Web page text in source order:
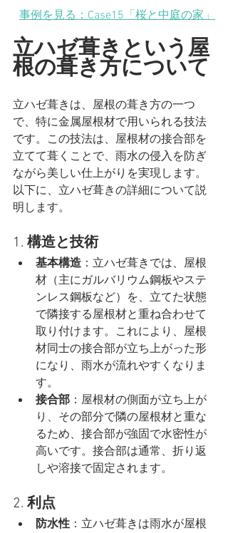
事例を見る：Case15「桜と中庭の家」
立ハゼ葺きという屋
根の葺き方について
立ハゼ葺きは、屋根の葺き方の一つ
で、特に金属屋根材で用いられる技法
です。この技法は、屋根材の接合部を
立てて葺くことで、雨水の侵入を防ぎ
ながら美しい仕上がりを実現します。
以下に、立ハゼ葺きの詳細について説
明します。
1. 構造と技術
基本構造 ：立ハゼ葺きでは、屋根
材（主にガルバリウム鋼板やステ
ンレス鋼板など）を、立てた状態
で隣接する屋根材と重ね合わせて
取り付けます。これにより、屋根
材同士の接合部が立ち上がった形
になり、雨水が流れやすくなりま
す。
接合部 ：屋根材の側面が立ち上が
り、その部分で隣の屋根材と重な
るため、接合部が強固で水密性が
高いです。接合部は通常、折り返
しや溶接で固定されます。
2. 利点
防水性 ：立ハゼ葺きは雨水が屋根